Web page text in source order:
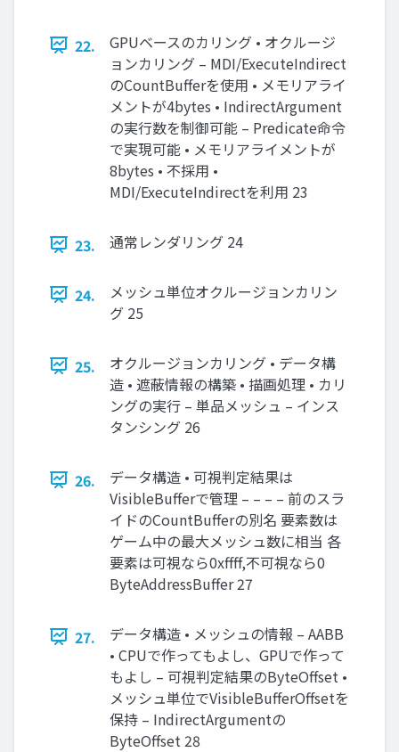
22.
GPUベースのカリング • オクルージ
ョンカリング – MDI/ExecuteIndirect
のCountBufferを使用 • メモリアライ
メントが4bytes • IndirectArgument
の実行数を制御可能 – Predicate命令
で実現可能 • メモリアライメントが
8bytes • 不採用 •
MDI/ExecuteIndirectを利用 23
23. 通常レンダリング 24
24.
メッシュ単位オクルージョンカリン
グ 25
25.
オクルージョンカリング • データ構
造 • 遮蔽情報の構築 • 描画処理 • カリ
ングの実行 – 単品メッシュ – インス
タンシング 26
26.
データ構造 • 可視判定結果は
VisibleBufferで管理 – – – – 前のスラ
イドのCountBufferの別名 要素数は
ゲーム中の最大メッシュ数に相当 各
要素は可視なら0xffff,不可視なら0
ByteAddressBuffer 27
27.
データ構造 • メッシュの情報 – AABB
• CPUで作ってもよし、GPUで作って
もよし – 可視判定結果のByteOffset •
メッシュ単位でVisibleBufferOffsetを
保持 – IndirectArgumentの
ByteOffset 28